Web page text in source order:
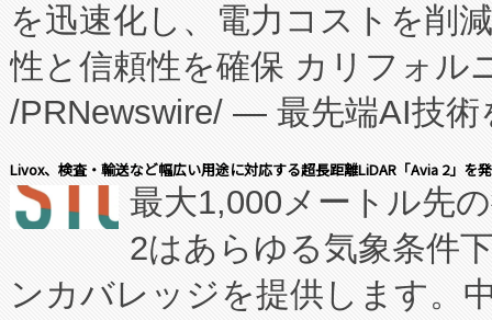
従来のフェッドバッチ施設の
に、患者やサプライチェーン
キー方式で拡張性が高く、持
す。FCCM‑を活用した現地生
患者にとっての費用負担を大
のアクセスを大幅に拡大する
Fully-Connected Continuous
を迅速化し、電力コストを削
性と信頼性を確保 カリフォル
/PRNewswire/ — 最先端AI技術
会社エーアイ・アンド：本社
President原信平）と、エンタ
ードするVoltaiqは、日本にあ
ーエネルギー貯蔵システム（
Livox、検査・輸送など幅広い用途に対応する超長距離LiDAR「Avia 2」を
最大1,000メートル先
2はあらゆる気象条件
ンカバレッジを提供します。